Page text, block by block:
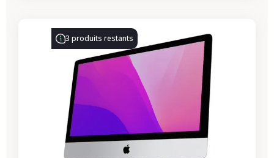
3 produits restants